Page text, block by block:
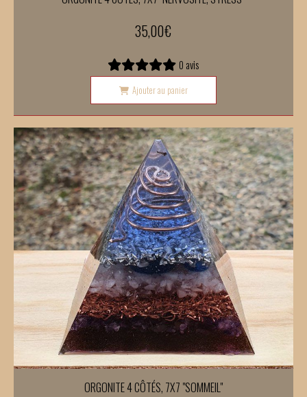
35,00€
0 avis
Ajouter au panier
ORGONITE 4 CÔTÉS, 7X7 "SOMMEIL"